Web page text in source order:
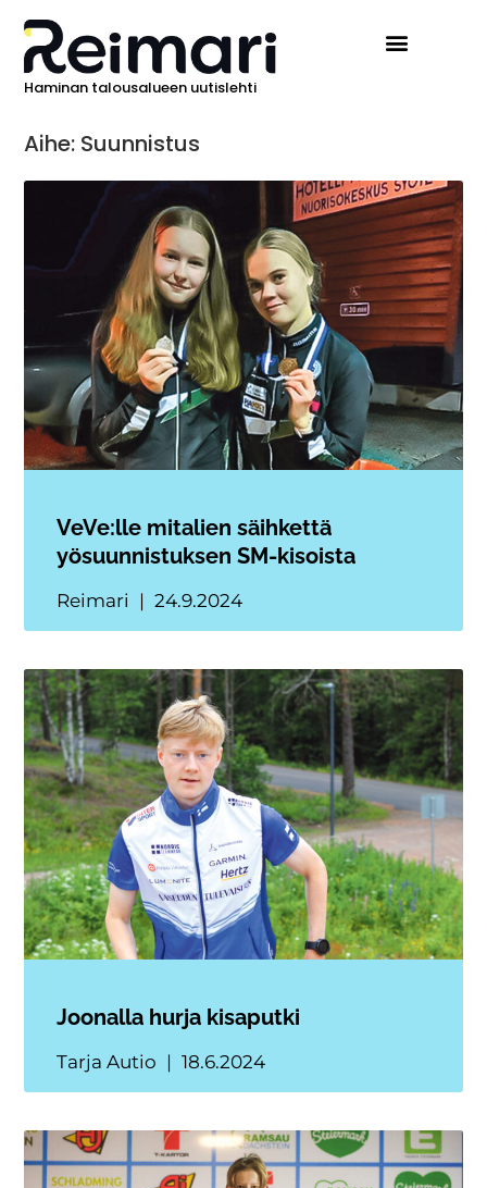
Haminan talousalueen uutislehti
Aihe: Suunnistus
VeVe:lle mitalien säihkettä
yösuunnistuksen SM-kisoista
Reimari 24.9.2024
Joonalla hurja kisaputki
Tarja Autio 18.6.2024